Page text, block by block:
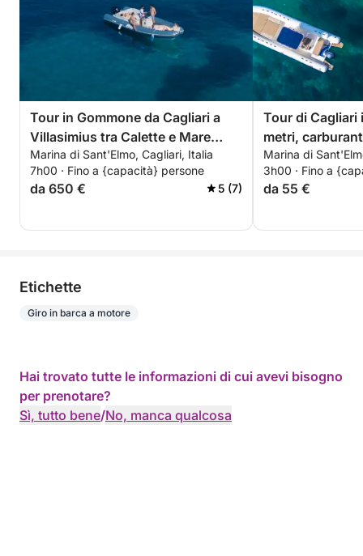
Tour in Gommone da Cagliari a
Villasimius tra Calette e Mare
Cristallino
Marina di Sant'Elmo, Cagliari, Italia
7h00 · Fino a {capacità} persone
da 650 € 5 (7)
Tour di Cagliari
metri,
incluse!
Marina di
3h00 · Fino a
da 55 €
Etichette
Giro in barca a motore
Hai trovato tutte le informazioni di cui avevi bisogno
per prenotare?
Sì, tutto bene/No, manca qualcosa